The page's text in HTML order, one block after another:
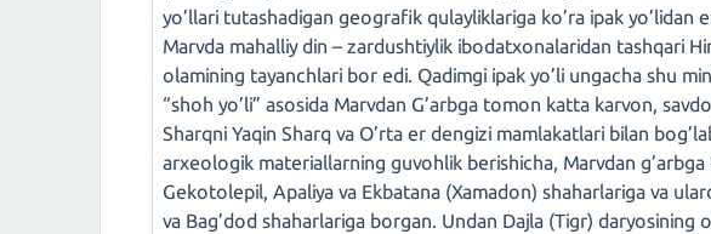
yo’llari tutashadigan geografik qulayliklariga ko’ra ipak yo’lidan
Marvda mahalliy din – zardushtiylik ibodatxonalaridan tashqari
olamining tayanchlari bor edi. Qadimgi ipak yo’li ungacha shu
“shoh yo’li” asosida Marvdan G’arbga tomon katta karvon,
Sharqni Yaqin Sharq va O’rta er dengizi mamlakatlari bilan
arxeologik materiallarning guvohlik berishicha, Marvdan
Gekotolepil, Apaliya va Ekbatana (Xamadon) shaharlariga va
va Bag’dod shaharlariga borgan. Undan Dajla (Tigr) daryosining